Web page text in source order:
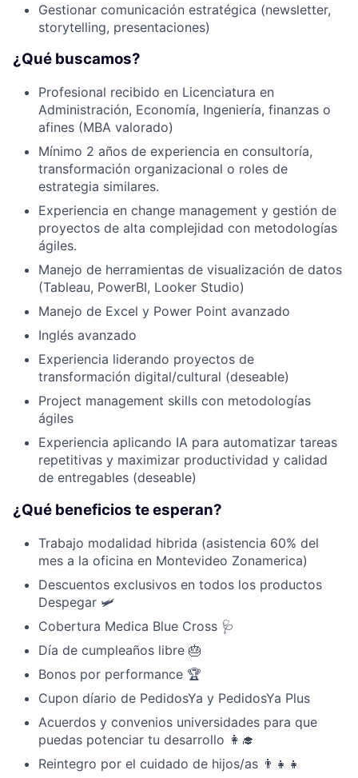
Gestionar comunicación estratégica (newsletter,
storytelling, presentaciones)
¿Qué buscamos?
Profesional recibido en Licenciatura en
Administración, Economía, Ingeniería, finanzas o
afines (MBA valorado)
Mínimo 2 años de experiencia en consultoría,
transformación organizacional o roles de
estrategia similares.
Experiencia en change management y gestión de
proyectos de alta complejidad con metodologías
ágiles.
Manejo de herramientas de visualización de datos
(Tableau, PowerBI, Looker Studio)
Manejo de Excel y Power Point avanzado
Inglés avanzado
Experiencia liderando proyectos de
transformación digital/cultural (deseable)
Project management skills con metodologías
ágiles
Experiencia aplicando IA para automatizar tareas
repetitivas y maximizar productividad y calidad
de entregables (deseable)
¿Qué beneficios te esperan?
Trabajo modalidad hibrida (asistencia 60% del
mes a la oficina en Montevideo Zonamerica)
Descuentos exclusivos en todos los productos
Despegar 🛩
Cobertura Medica Blue Cross 🩺
Día de cumpleaños libre 🎂
Bonos por performance 🏆
Cupon díario de PedidosYa y PedidosYa Plus
Acuerdos y convenios universidades para que
puedas potenciar tu desarrollo 👩‍🎓
Reintegro por el cuidado de hijos/as 👨‍👧‍👧